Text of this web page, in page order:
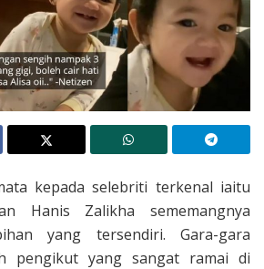
kepada selebriti terkenal iaitu
Hanis Zalikha sememangnya
yang tersendiri. Gara-gara
pengikut yang sangat ramai di